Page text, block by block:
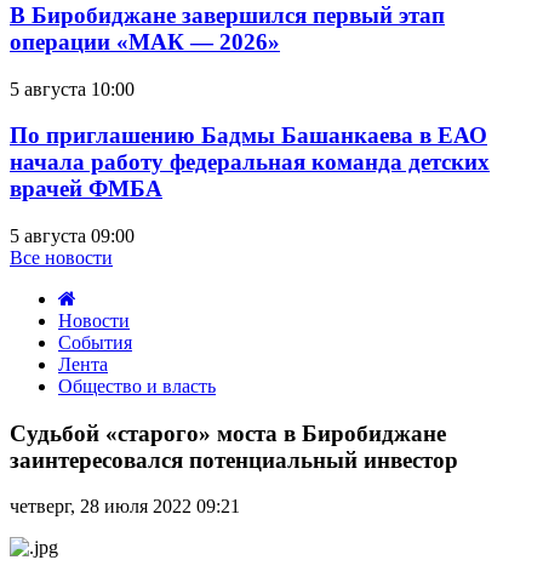
В Биробиджане завершился первый этап
операции «МАК — 2026»
5 августа 10:00
По приглашению Бадмы Башанкаева в ЕАО
начала работу федеральная команда детских
врачей ФМБА
5 августа 09:00
Все новости
Новости
События
Лента
Общество и власть
«старого»
в
заинтересовался
инвестор
Судьбой «старого» моста в Биробиджане
заинтересовался потенциальный инвестор
четверг, 28 июля 2022 09:21